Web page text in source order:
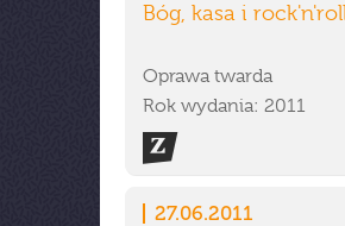
Bóg, kasa i
Oprawa twarda
Rok wydania: 2011
27.06.2011